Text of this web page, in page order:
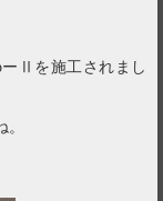
Ⅱを施工されまし